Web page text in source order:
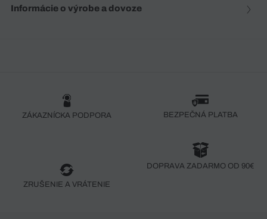
Informácie o výrobe a dovoze
ZÁKAZNÍCKA PODPORA BEZPEČNÁ PLATBA
ZRUŠENIE A VRÁTENIE
DOPRAVA ZADARMO OD 90€